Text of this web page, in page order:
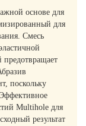
основе для
для
Смесь
поскольку
Multihole для
результат